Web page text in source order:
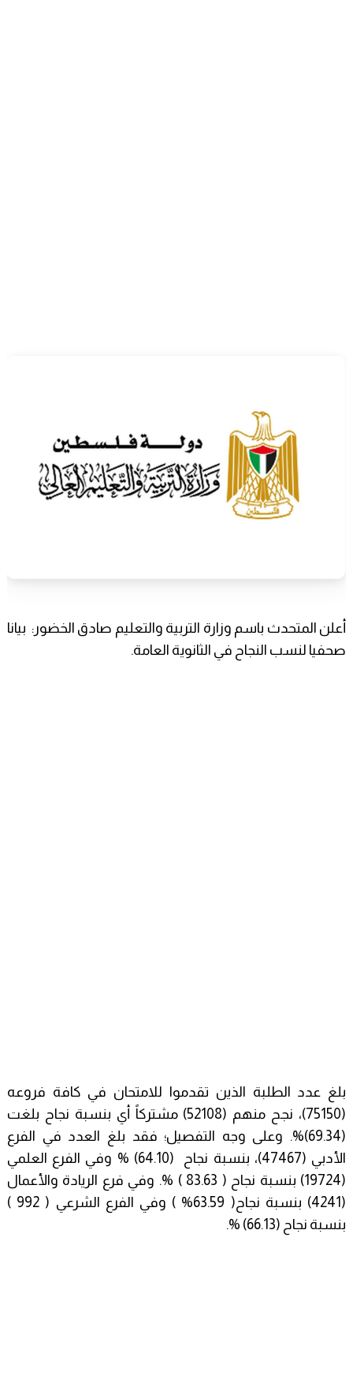
أعلن المتحدث باسم وزارة التربية والتعليم صادق الخضور: بيانا
صحفيا لنسب النجاح في الثانوية العامة.
بلغ عدد الطلبة الذين تقدموا للامتحان في كافة فروعه
(75150)، نجح منهم (52108) مشتركاً أي بنسبة نجاح بلغت
(69.34)%. وعلى وجه التفصيل؛ فقد بلغ العدد في الفرع
الأدبي (47467)، بنسبة نجاح (64.10) % وفي الفرع العلمي
(19724) بنسبة نجاح ( 83.63 ) %. وفي فرع الريادة والأعمال
(4241) بنسبة نجاح( 63.59% ) وفي الفرع الشرعي ( 992 )
بنسبة نجاح (66.13) %.